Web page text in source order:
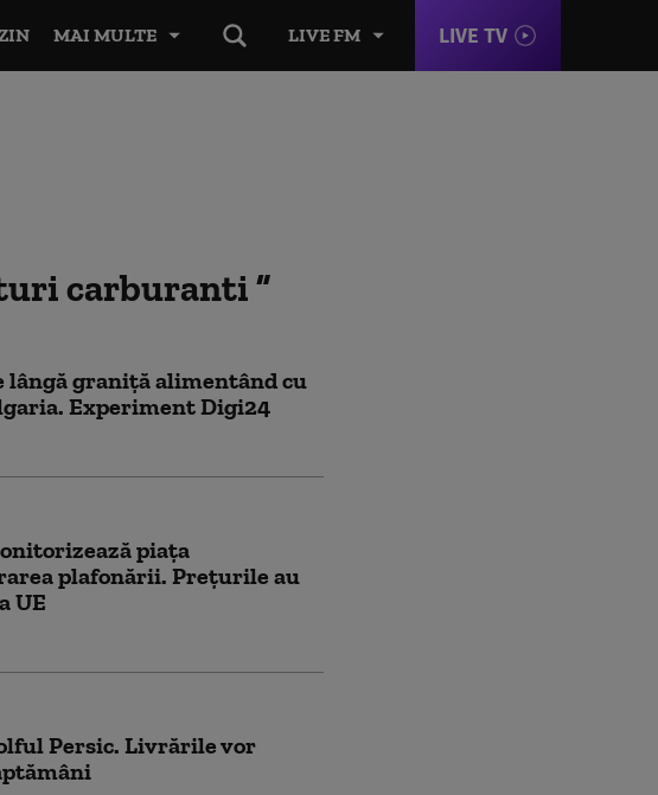
LIVE FM LIVE TV
MAI MULTE
carburanti
lângă graniță alimentând cu
Experiment Digi24
piaţa
plafonării. Preţurile au
UE
Persic. Livrările vor